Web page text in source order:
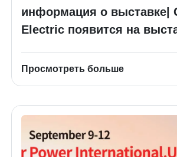
информация о выставке|
Electric появится на
Просмотреть больше